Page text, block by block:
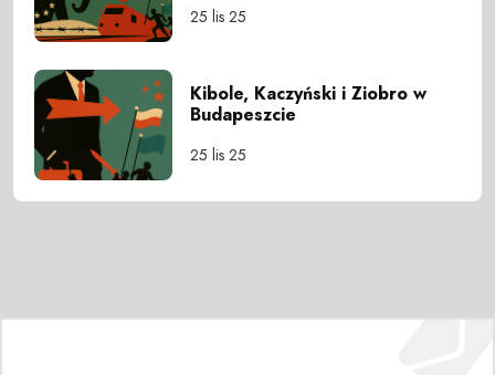
25 lis 25
Kibole, Kaczyński i Ziobro w
Budapeszcie
25 lis 25